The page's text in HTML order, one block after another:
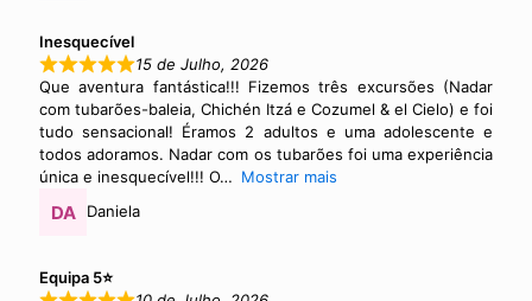
Inesquecível
15 de Julho, 2026
Que aventura fantástica!!! Fizemos três excursões (Nadar
com tubarões-baleia, Chichén Itzá e Cozumel & el Cielo) e foi
tudo sensacional! Éramos 2 adultos e uma adolescente e
todos adoramos. Nadar com os tubarões foi uma experiência
única e inesquecível!!! O
Mostrar mais
Daniela
Equipa 5⭐